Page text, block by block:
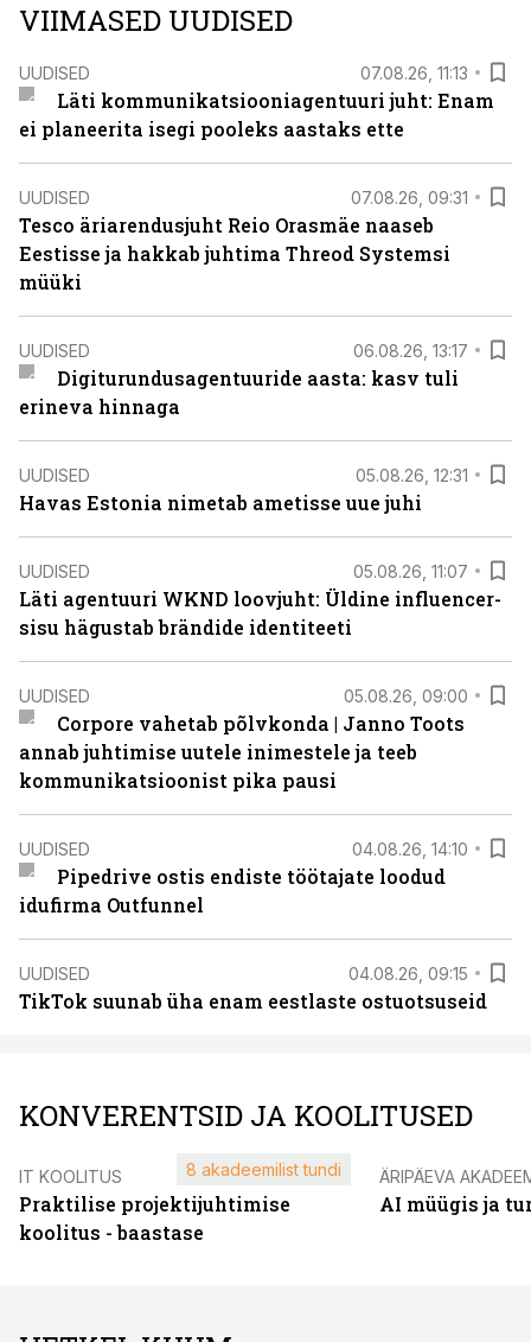
VIIMASED UUDISED
UUDISED 07.08.26, 11:13
Läti kommunikatsiooniagentuuri juht: Enam
ei planeerita isegi pooleks aastaks ette
UUDISED 07.08.26, 09:31
Tesco äriarendusjuht Reio Orasmäe naaseb
Eestisse ja hakkab juhtima Threod Systemsi
müüki
UUDISED 06.08.26, 13:17
Digiturundusagentuuride aasta: kasv tuli
erineva hinnaga
UUDISED 05.08.26, 12:31
Havas Estonia nimetab ametisse uue juhi
UUDISED 05.08.26, 11:07
Läti agentuuri WKND loovjuht: Üldine influencer-
sisu hägustab brändide identiteeti
UUDISED 05.08.26, 09:00
Corpore vahetab põlvkonda | Janno Toots
annab juhtimise uutele inimestele ja teeb
kommunikatsioonist pika pausi
UUDISED 04.08.26, 14:10
Pipedrive ostis endiste töötajate loodud
idufirma Outfunnel
UUDISED 04.08.26, 09:15
TikTok suunab üha enam eestlaste ostuotsuseid
KONVERENTSID JA KOOLITUSED
IT KOOLITUS
Praktilise projektijuhtimise
koolitus - baastase
8 akadeemilist tundi ÄRIPÄEVA
AI müügis ja